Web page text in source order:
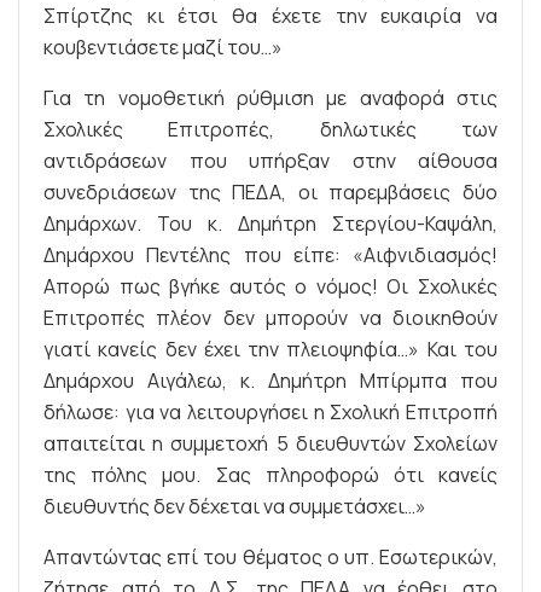
Σπίρτζης κι έτσι θα έχετε την ευκαιρία να
κουβεντιάσετε μαζί του…»
Για τη νομοθετική ρύθμιση με αναφορά στις
Σχολικές Επιτροπές, δηλωτικές των
αντιδράσεων που υπήρξαν στην αίθουσα
συνεδριάσεων της ΠΕΔΑ, οι παρεμβάσεις δύο
Δημάρχων. Του κ. Δημήτρη Στεργίου-Καψάλη,
Δημάρχου Πεντέλης που είπε: «Αιφνιδιασμός!
Απορώ πως βγήκε αυτός ο νόμος! Οι Σχολικές
Επιτροπές πλέον δεν μπορούν να διοικηθούν
γιατί κανείς δεν έχει την πλειοψηφία…» Και του
Δημάρχου Αιγάλεω, κ. Δημήτρη Μπίρμπα που
δήλωσε: για να λειτουργήσει η Σχολική Επιτροπή
απαιτείται η συμμετοχή 5 διευθυντών Σχολείων
της πόλης μου. Σας πληροφορώ ότι κανείς
διευθυντής δεν δέχεται να συμμετάσχει…»
Απαντώντας επί του θέματος ο υπ. Εσωτερικών,